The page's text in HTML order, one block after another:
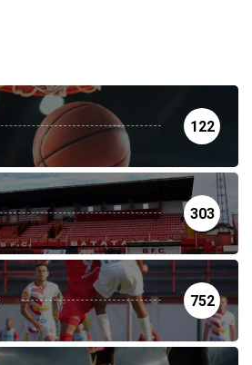
122
303
752